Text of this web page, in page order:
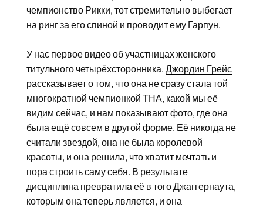
чемпионство Рикки, тот стремительно выбегает
на ринг за его спиной и проводит ему Гарпун.
У нас первое видео об участницах женского
титульного четырёхсторонника. Джордин Грейс
рассказывает о том, что она не сразу стала той
многократной чемпионкой ТНА, какой мы её
видим сейчас, и нам показывают фото, где она
была ещё совсем в другой форме. Её никогда не
считали звездой, она не была королевой
красоты, и она решила, что хватит мечтать и
пора строить саму себя. В результате
дисциплина превратила её в того Джаггернаута,
которым она теперь является, и она